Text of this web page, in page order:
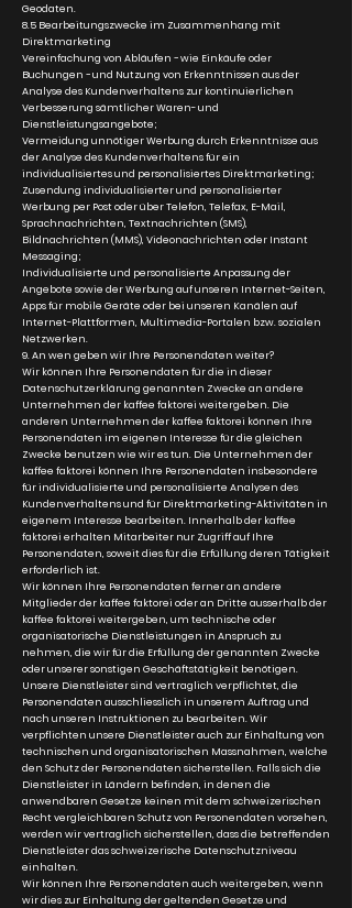
Geodaten.
8.5 Bearbeitungszwecke im Zusammenhang mit
Direktmarketing
Vereinfachung von Abläufen − wie Einkäufe oder
Buchungen − und Nutzung von Erkenntnissen aus der
Analyse des Kundenverhaltens zur kontinuierlichen
Verbesserung sämtlicher Waren- und
Dienstleistungsangebote;
Vermeidung unnötiger Werbung durch Erkenntnisse aus
der Analyse des Kundenverhaltens für ein
individualisiertes und personalisiertes Direktmarketing;
Zusendung individualisierter und personalisierter
Werbung per Post oder über Telefon, Telefax, E-Mail,
Sprachnachrichten, Textnachrichten (SMS),
Bildnachrichten (MMS), Videonachrichten oder Instant
Messaging;
Individualisierte und personalisierte Anpassung der
Angebote sowie der Werbung auf unseren Internet-Seiten,
Apps für mobile Geräte oder bei unseren Kanälen auf
Internet-Plattformen, Multimedia-Portalen bzw. sozialen
Netzwerken.
9. An wen geben wir Ihre Personendaten weiter?
Wir können Ihre Personendaten für die in dieser
Datenschutzerklärung genannten Zwecke an andere
Unternehmen der kaffee faktorei weitergeben. Die
anderen Unternehmen der kaffee faktorei können Ihre
Personendaten im eigenen Interesse für die gleichen
Zwecke benutzen wie wir es tun. Die Unternehmen der
kaffee faktorei können Ihre Personendaten insbesondere
für individualisierte und personalisierte Analysen des
Kundenverhaltens und für Direktmarketing-Aktivitäten in
eigenem Interesse bearbeiten. Innerhalb der kaffee
faktorei erhalten Mitarbeiter nur Zugriff auf Ihre
Personendaten, soweit dies für die Erfüllung deren Tätigkeit
erforderlich ist.
Wir können Ihre Personendaten ferner an andere
Mitglieder der kaffee faktorei oder an Dritte ausserhalb der
kaffee faktorei weitergeben, um technische oder
organisatorische Dienstleistungen in Anspruch zu
nehmen, die wir für die Erfüllung der genannten Zwecke
oder unserer sonstigen Geschäftstätigkeit benötigen.
Unsere Dienstleister sind vertraglich verpflichtet, die
Personendaten ausschliesslich in unserem Auftrag und
nach unseren Instruktionen zu bearbeiten. Wir
verpflichten unsere Dienstleister auch zur Einhaltung von
technischen und organisatorischen Massnahmen, welche
den Schutz der Personendaten sicherstellen. Falls sich die
Dienstleister in Ländern befinden, in denen die
anwendbaren Gesetze keinen mit dem schweizerischen
Recht vergleichbaren Schutz von Personendaten vorsehen,
werden wir vertraglich sicherstellen, dass die betreffenden
Dienstleister das schweizerische Datenschutzniveau
einhalten.
Wir können Ihre Personendaten auch weitergeben, wenn
wir dies zur Einhaltung der geltenden Gesetze und